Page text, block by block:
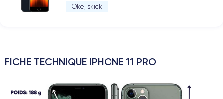
Okej skick
FICHE TECHNIQUE IPHONE 11 PRO